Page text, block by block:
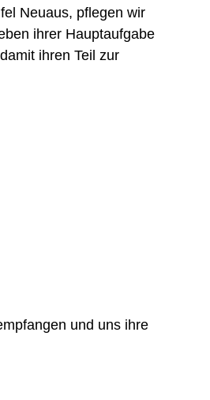
Neuaus, pflegen wir
ihrer Hauptaufgabe
ihren Teil zur
und uns ihre